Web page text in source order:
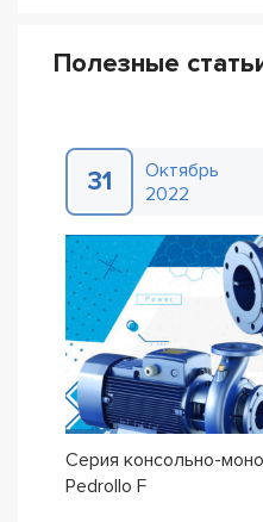
Полезные
31
Октябрь
2022
Серия консольно-
Pedrollo F